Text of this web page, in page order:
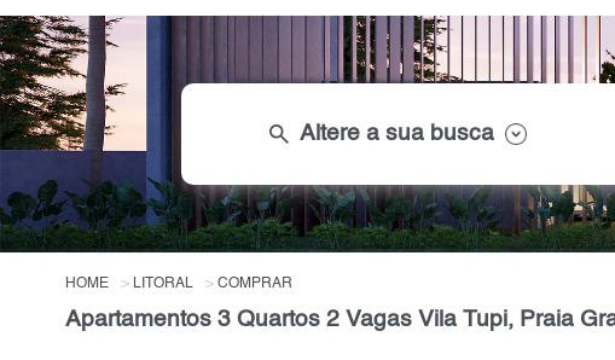
search Altere a sua busca
HOME LITORAL COMPRAR
Apartamentos 3 Quartos 2 Vagas Vila Tupi, Praia